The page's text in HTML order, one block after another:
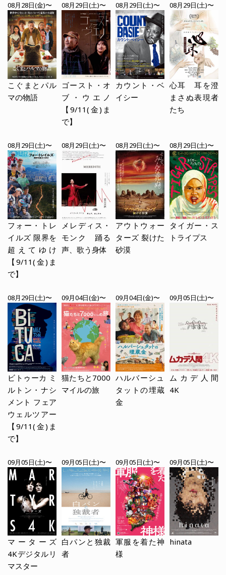
08月28日(金)〜
こぐまとパル
マの物語
08月29日(土)〜
ゴースト・オ
ブ・ウエノ
【9/11(金)ま
で】
08月29日(土)〜
カウント・ベ
イシー
08月29日(土)〜
心耳 耳を澄
まさぬ表現者
たち
08月29日(土)〜
フォー・トレ
イルズ 限界を
超えてゆけ
【9/11(金)ま
で】
08月29日(土)〜
メレディス・
モンク 踊る
声、歌う身体
08月29日(土)〜
アウトウォー
ターズ 裂けた
砂漠
08月29日(土)〜
タイガー・ス
トライプス
08月29日(土)〜
ビトゥーカ ミ
ルトン・ナシ
メント フェア
ウェルツアー
【9/11(金)ま
で】
09月04日(金)〜
猫たちと7000
マイルの旅
09月04日(金)〜
ハルバーシュ
タットの埋蔵
金
09月05日(土)〜
ムカデ人間
4K
09月05日(土)〜
マーターズ
4Kデジタルリ
マスター
09月05日(土)〜
白パンと独裁
者
09月05日(土)〜
軍服を着た神
様
09月05日(土)〜
hinata